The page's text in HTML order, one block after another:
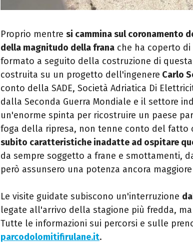
Proprio mentre si cammina sul coronamento
della magnitudo della frana che ha coperto
formato a seguito della costruzione di
costruita su un progetto dell'ingenere Carlo
conto della SADE, Società Adriatica Di
dalla Seconda Guerra Mondiale e il settore
un'enorme spinta per ricostruire un paese
foga della ripresa, non tenne conto del fatto
subito caratteristiche inadatte ad ospitare
da sempre soggetto a frane e smottamenti,
però assunsero una potenza ancora
Le visite guidate subiscono un'interruzione
legate all'arrivo della stagione più fredda,
Tutte le informazioni sui percorsi e sulle
parcodolomitifirulane.it.